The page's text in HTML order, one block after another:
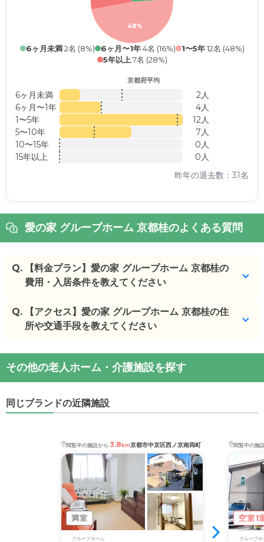
48%
6ヶ月未満2名 (8%) 6ヶ月〜1年4名 (16%) 1〜5年12名 (48%)
5年以上 7名 (28%)
京都府平均
6ヶ月未満
2人
6ヶ月〜1年
4人
1〜5年
12人
5〜10年
7人
10〜15年
0人
15年以上
0人
昨年の退去数：31名
愛の家 グループホーム 京都桂のよくある質問
Q.
【料金プラン】愛の家 グループホーム 京都桂の
費用・入居条件を教えてください
愛の家 グループホーム 京都桂の入居金・月額料金
は次のとおりです。
・月額費用が17.3万円
・要介護度：要支援2、要介護1、要介護2、要介護
ケアスル 介護では詳細な 料金プランをご確認頂けま
す。詳しくは
こちら。
◎ケアスル 介護の3つの特徴
・経験豊富な入居相談員が完全無料で施設探しをサ
Q.
【アクセス】愛の家 グループホーム 京都桂の住
所や交通手段を教えてください
愛の家 グループホーム 京都桂の交通アクセス
・住所：京都府京都市西京区桂上野東町135-1
・最寄り駅：上桂駅0.9km西京極駅1.3km松尾大社
駅1.6km桂駅1.7km嵐電天神川駅
2.1km太秦天神川駅2.1km太秦広隆寺駅2.1km山ノ
2.5km 太秦駅 2.5km嵐山駅2.7km西院駅
車折神社駅2.8km常盤駅2.9km西大路駅
花園駅 3.0km 西大路三条駅3.0km鹿王院駅
西大路御池駅 嵐電嵯峨駅3.2km
鳴滝駅
嵐山駅3.3km桂川駅3.4km洛西口駅
3.4km
嵯峨嵐山駅3.4kmトロッコ嵯峨駅3.4km
丹波口駅
その他の老人ホーム・介護施設を探す
同じブランドの近隣施設
閲覧中の施設から 3.8km京都市中京区西ノ京南両町
満室
グループホーム
閲覧中の施
空室1
グループホ